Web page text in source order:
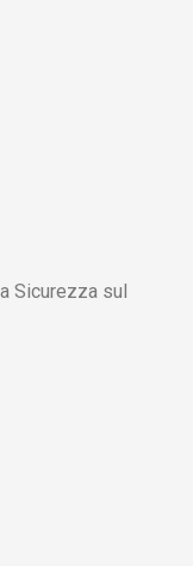
Sicurezza sul